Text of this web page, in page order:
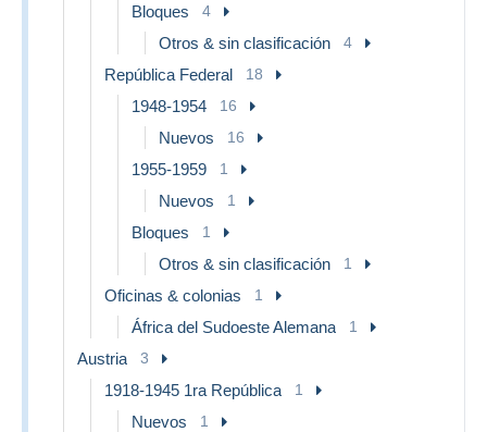
Bloques 4
Otros & sin clasificación 4
República Federal 18
1948-1954 16
Nuevos 16
1955-1959 1
Nuevos 1
Bloques 1
Otros & sin clasificación 1
Oficinas & colonias 1
África del Sudoeste Alemana 1
Austria 3
1918-1945 1ra República 1
Nuevos 1